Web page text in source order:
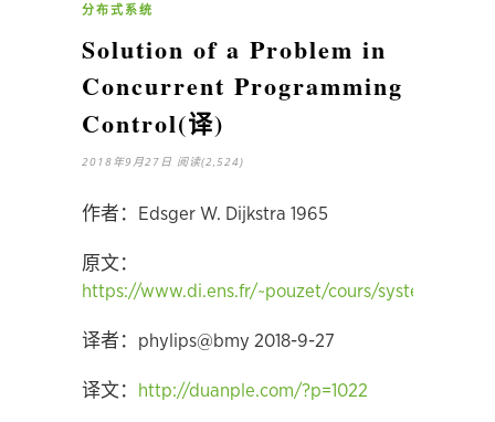
分布式系统
Solution of a Problem in
Concurrent Programming
Control(译)
2018年9月27日 阅读(2,524)
作者：Edsger W. Dijkstra 1965
原文：
https://www.di.ens.fr/~pouzet/cours/systeme/bib/
译者：phylips@bmy 2018-9-27
译文： http://duanple.com/?p=1022